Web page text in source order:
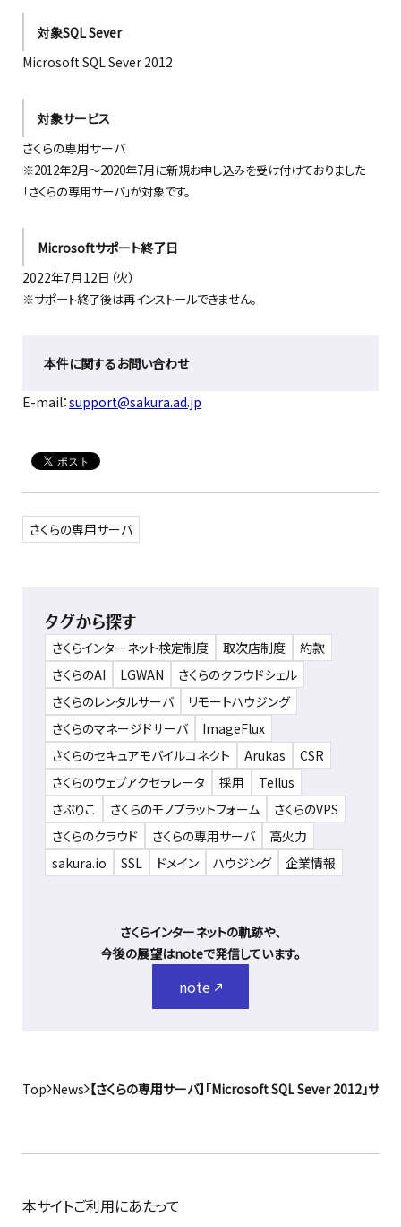
対象SQL Sever
Microsoft SQL Sever 2012
対象サービス
さくらの専用サーバ
※2012年2月～2020年7月に新規お申し込みを受け付けておりました
「さくらの専用サーバ」が対象です。
Microsoftサポート終了日
2022年7月12日（火）
※サポート終了後は再インストールできません。
本件に関するお問い合わせ
E-mail：support@sakura.ad.jp
さくらの専用サーバ
タグから探す
さくらインターネット検定制度 取次店制度
約款
さくらのAI
LGWAN
さくらのクラウドシェル
さくらのレンタルサーバ
リモートハウジング
さくらのマネージドサーバ
ImageFlux
さくらのセキュアモバイルコネクト
Arukas
CSR
さくらのウェブアクセラレータ
採用
Tellus
さぶりこ
さくらのモノプラットフォーム
さくらのVPS
さくらのクラウド
さくらの専用サーバ
高火力
sakura.io
SSL ドメイン ハウジング 企業情報
さくらインターネットの軌跡や、
今後の展望はnoteで発信しています。
note
Top News 【さくらの専用サーバ】「Microsoft SQL Sever 2012」サポ
本サイトご利用にあたって